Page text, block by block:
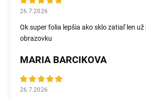
26.7.2026
Ok super folia lepšia ako sklo zatiaľ len
obrazovku
MARIA BARCIKOVA
26.7.2026